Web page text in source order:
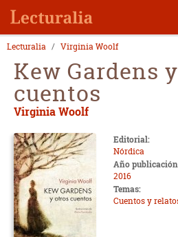
Lecturalia Virginia Woolf
Kew Gardens
cuentos
Virginia Woolf
Editorial:
Nórdica
Año
2016
Temas:
Cuentos y